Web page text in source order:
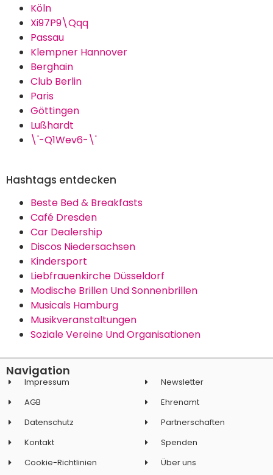
Köln
Xi97P9\Qqq
Passau
Klempner Hannover
Berghain
Club Berlin
Paris
Göttingen
Lußhardt
\'-Q1Wev6-\'
Hashtags entdecken
Beste Bed & Breakfasts
Café Dresden
Car Dealership
Discos Niedersachsen
Kindersport
Liebfrauenkirche Düsseldorf
Modische Brillen Und Sonnenbrillen
Musicals Hamburg
Musikveranstaltungen
Soziale Vereine Und Organisationen
Navigation
Impressum
AGB
Datenschutz
Kontakt
Cookie-Richtlinien
Newsletter
Ehrenamt
Partnerschaften
Spenden
Über uns